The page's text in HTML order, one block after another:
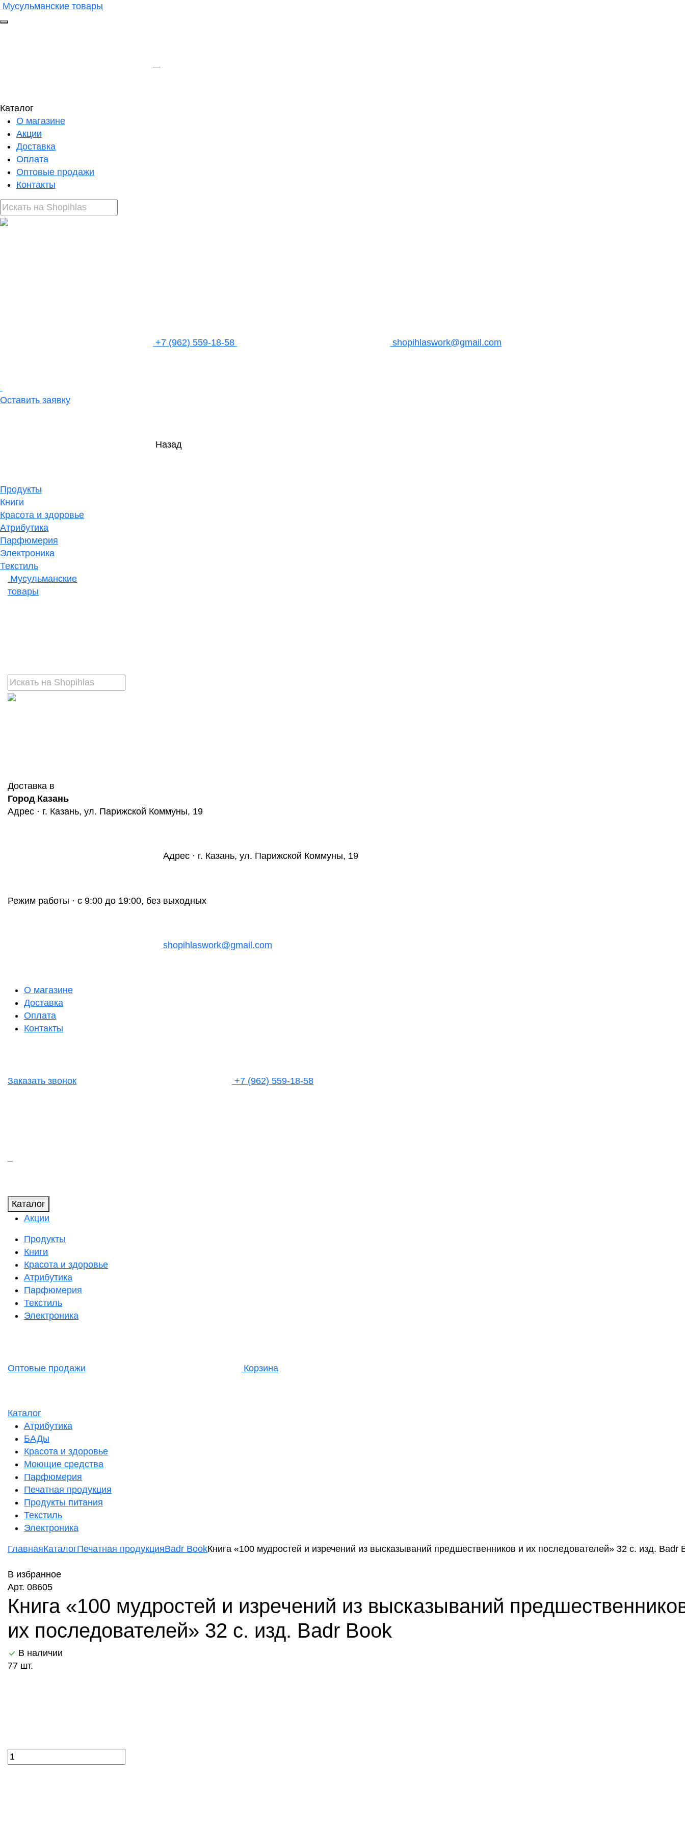
Мусульманские товары
Каталог
О магазине
Акции
Доставка
Оплата
Оптовые продажи
Контакты
+7 (962) 559-18-58 shopihlaswork@gmail.com
Оставить заявку
Назад
Продукты
Книги
Красота и здоровье
Атрибутика
Парфюмерия
Электроника
Текстиль
Мусульманские
товары
Доставка в
Город Казань
Адрес · г. Казань, ул. Парижской Коммуны, 19
Адрес · г. Казань, ул. Парижской Коммуны, 19
Режим работы · с 9:00 до 19:00, без выходных
shopihlaswork@gmail.com
О магазине
Доставка
Оплата
Контакты
Заказать звонок +7 (962) 559-18-58
Каталог
Акции
Продукты
Книги
Красота и здоровье
Атрибутика
Парфюмерия
Текстиль
Электроника
Оптовые продажи Корзина
Каталог
Атрибутика
БАДы
Красота и здоровье
Моющие средства
Парфюмерия
Печатная продукция
Продукты питания
Текстиль
Электроника
ГлавнаяКаталогПечатная продукцияBadr BookКнига «100 мудростей и изречений из высказываний предшественников и их последователей» 32 с. изд. Badr
В избранное
Арт. 08605
Книга «100 мудростей и изречений из высказываний
их последователей» 32 с. изд. Badr Book
В наличии
77 шт.